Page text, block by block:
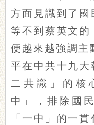
方面見識到了國
等不到蔡英文
便越來越強調主
平在中共十九
二共識」的核
中」，排除國
「一中」的一